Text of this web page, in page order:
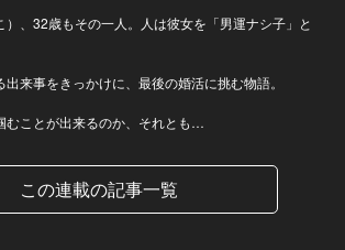
、32歳もその一人。人は彼女を「男運ナシ子」と
来事をきっかけに、最後の婚活に挑む物語。
むことが出来るのか、それとも…
この連載の記事一覧